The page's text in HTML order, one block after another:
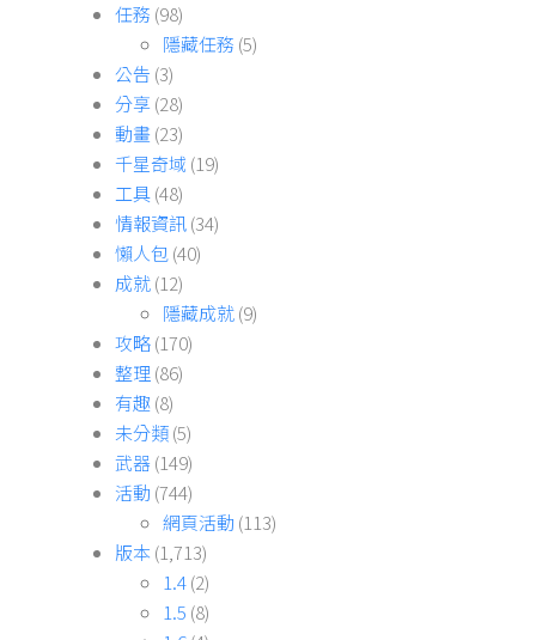
任務 (98)
隱藏任務 (5)
公告 (3)
分享(28)
動畫(23)
千星奇域 (19)
工具(48)
情報資訊(34)
懶人包(40)
成就(12)
隱藏成就(9)
攻略(170)
整理(86)
有趣(8)
未分類(5)
武器(149)
活動 (744)
網頁活動 (113)
版本 (1,713)
1.4(2)
1.5 (8)